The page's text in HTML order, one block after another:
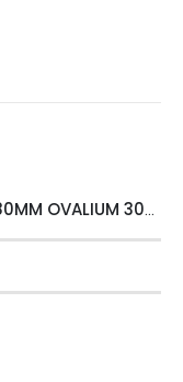
SARKIT LİNEAR 75X80MM OVALIUM 30W 4000 LM MT